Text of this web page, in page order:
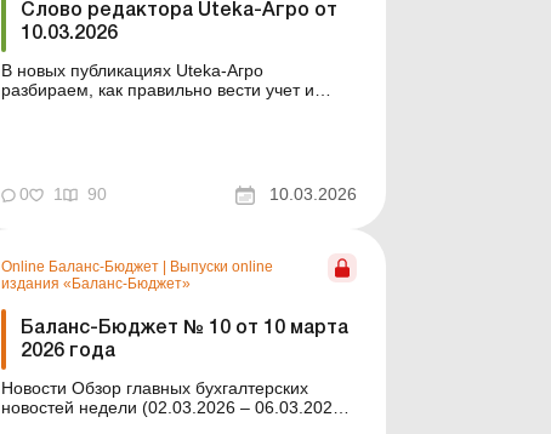
Слово редактора Uteka-Агро от
10.03.2026
В новых публикациях Uteka-Агро
разбираем, как правильно вести учет и
изменения в документообороте и правила
расчета взносов на трудоустройство лиц с
0 1 90 10.03.2026
Online Баланс-Бюджет
Выпуски online
издания «Баланс-Бюджет»
Баланс-Бюджет № 10 от 10 марта
2026 года
Новости Обзор главных бухгалтерских
новостей недели (02.03.2026 – 06.03.2026)